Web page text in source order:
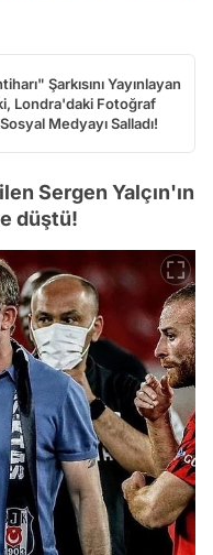
Şarkısını Yayınlayan
Londra'daki Fotoğraf
Medyayı Salladı!
Sergen Yalçın'ın
düştü!